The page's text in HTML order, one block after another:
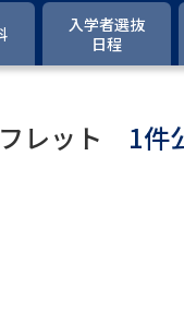
入学者選抜
日程
レット 1件